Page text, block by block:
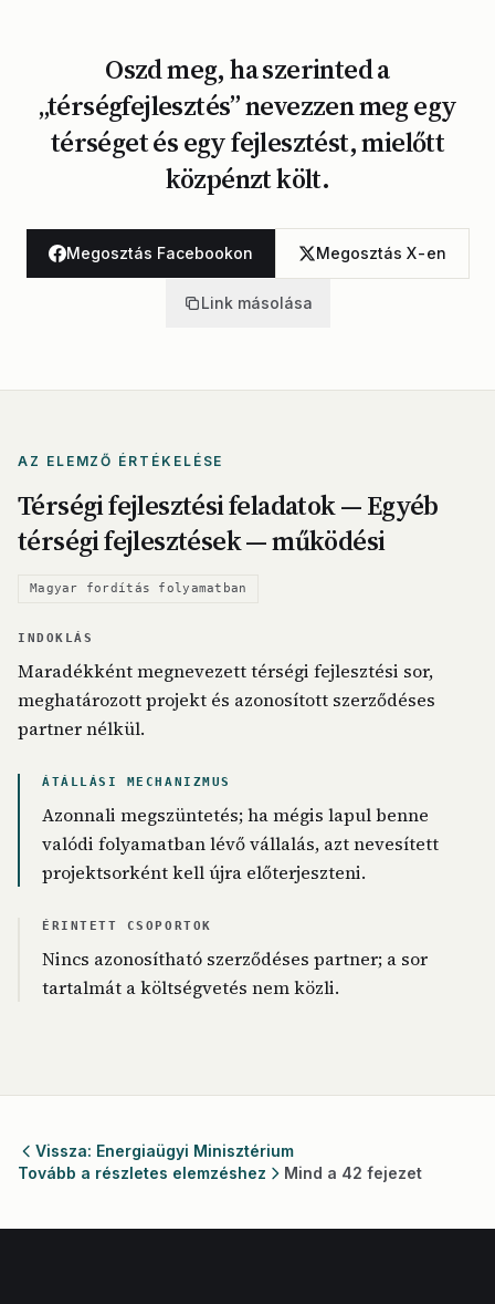
Oszd meg, ha szerinted a
„térségfejlesztés” nevezzen meg egy
térséget és egy fejlesztést, mielőtt
közpénzt költ.
Megosztás Facebookon Megosztás X-en
Link másolása
AZ ELEMZŐ ÉRTÉKELÉSE
Térségi fejlesztési feladatok — Egyéb
térségi fejlesztések — működési
Magyar fordítás folyamatban
INDOKLÁS
Maradékként megnevezett térségi fejlesztési sor,
meghatározott projekt és azonosított szerződéses
partner nélkül.
ÁTÁLLÁSI MECHANIZMUS
Azonnali megszüntetés; ha mégis lapul benne
valódi folyamatban lévő vállalás, azt nevesített
projektsorként kell újra előterjeszteni.
ÉRINTETT CSOPORTOK
Nincs azonosítható szerződéses partner; a sor
tartalmát a költségvetés nem közli.
Vissza: Energiaügyi Minisztérium
Tovább a részletes elemzéshez
Mind a 42 fejezet